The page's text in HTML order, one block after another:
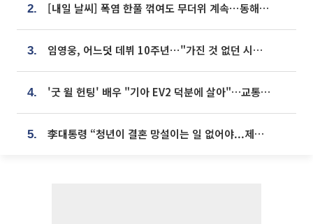
2. [내일 날씨] 폭염 한풀 꺾여도 무더위 계속⋯동해안 이틀 연속 비
3. 임영웅, 어느덧 데뷔 10주년⋯"가진 것 없던 시절, 내 앞엔 20명의 팬뿐"
4. '굿 윌 헌팅' 배우 "기아 EV2 덕분에 살아"…교통사고 후 안전성 극찬
5. 李대통령 “청년이 결혼 망설이는 일 없어야...제도상 불이익 조사”